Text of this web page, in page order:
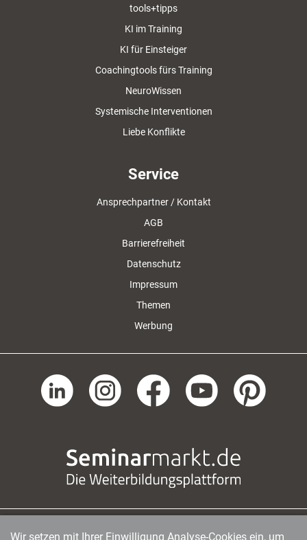
tools+tipps
KI im Training
KI für Einsteiger
Coachingtools fürs Training
NeuroWissen
Systemische Interventionen
Liebe Konflikte
Service
Ansprechpartner / Kontakt
AGB
Barrierefreiheit
Datenschutz
Impressum
Themen
Werbung
managerSeminare Verlags GmbH | Endenicher Str. 41 |
Wir setzen mit Ihrer Einwilligung Analyse-Cookies ein, um